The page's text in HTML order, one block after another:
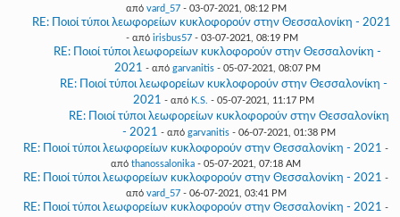
από vard_57- 03-07-2021, 08:12 PM
RE: Ποιοί τύποι λεωφορείων κυκλοφορούν στην Θεσσαλονίκη - 2021
- από irisbus57- 03-07-2021, 08:19 PM
RE: Ποιοί τύποι λεωφορείων κυκλοφορούν στην Θεσσαλονίκη -
2021 - από garvanitis - 05-07-2021, 08:07 PM
RE: Ποιοί τύποι λεωφορείων κυκλοφορούν στην Θεσσαλονίκη -
2021 - από K.S. - 05-07-2021, 11:17 PM
RE: Ποιοί τύποι λεωφορείων κυκλοφορούν στην Θεσσαλονίκη
- 2021 - από garvanitis - 06-07-2021, 01:38 PM
RE: Ποιοί τύποι λεωφορείων κυκλοφορούν στην Θεσσαλονίκη - 2021 -
από thanossalonika - 05-07-2021, 07:18 AM
RE: Ποιοί τύποι λεωφορείων κυκλοφορούν στην Θεσσαλονίκη - 2021 -
από vard_57- 06-07-2021, 03:41 PM
RE: Ποιοί τύποι λεωφορείων κυκλοφορούν στην Θεσσαλονίκη - 2021 -